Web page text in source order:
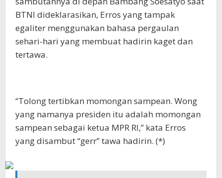
BTNI dideklarasikan, Erros yang tampak
egaliter menggunakan bahasa pergaulan
sehari-hari yang membuat hadirin kaget dan
tertawa.
“Tolong tertibkan momongan sampean. Wong
yang namanya presiden itu adalah momongan
sampean sebagai ketua MPR RI,” kata Erros
yang disambut “gerr” tawa hadirin. (*)